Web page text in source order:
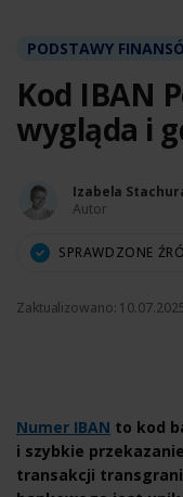
PODSTAWY
Kod IBAN
wygląda i
Izabela
Autor
SPRAWDZONE
Zaktualizowano:
Numer IBAN to kod
i szybkie
transakcji